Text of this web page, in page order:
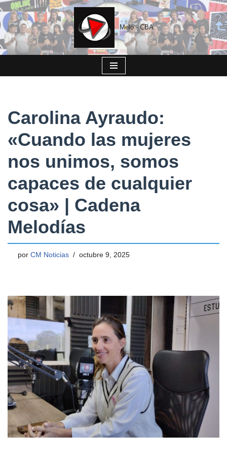
Saltar
al
contenido
Melo - CBA
Carolina Ayraudo:
«Cuando las mujeres
nos unimos, somos
capaces de cualquier
cosa» | Cadena
Melodías
por CM Noticias octubre 9, 2025